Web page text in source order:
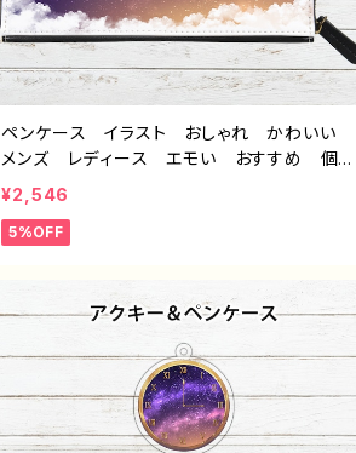
ペンケース イラスト おしゃれ かわいい
メンズ レディース エモい おすすめ 個性
的 綺麗 人気 イラストレーター クリエイ
ター 絵師 オリジナル デザイン グッズ
タイトル：「闇夜のペンケース」 作：星灯れぬ
¥2,546
5%OFF